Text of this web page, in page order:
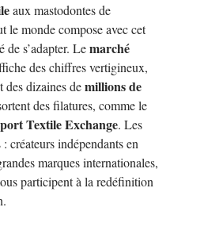
aux mastodontes de
le monde compose avec cet
de s’adapter. Lemarché
des chiffres vertigineux,
des dizaines demillions de
des filatures, comme le
Textile Exchange. Les
créateurs indépendants en
marques internationales,
participent à la redéfinition